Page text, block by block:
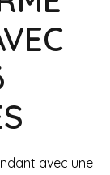
avec une